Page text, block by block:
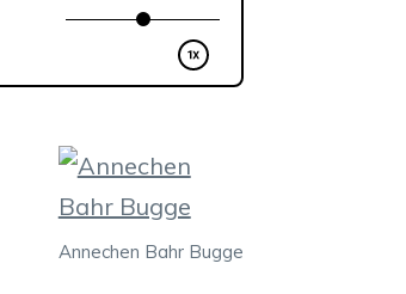
Annechen Bahr Bugge